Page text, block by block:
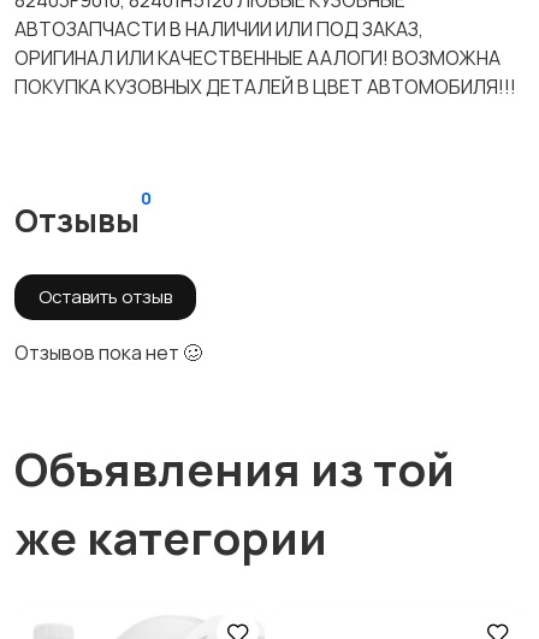
АВТОЗАПЧАСТИ В НАЛИЧИИ ИЛИ ПОД ЗАКАЗ,
ОРИГИНАЛ ИЛИ КАЧЕСТВЕННЫЕ ААЛОГИ! ВОЗМОЖНА
ПОКУПКА КУЗОВНЫХ ДЕТАЛЕЙ В ЦВЕТ АВТОМОБИЛЯ!!!
Отзывы
0
Оставить отзыв
Отзывов пока нет 🥴
Объявления из той
же категории